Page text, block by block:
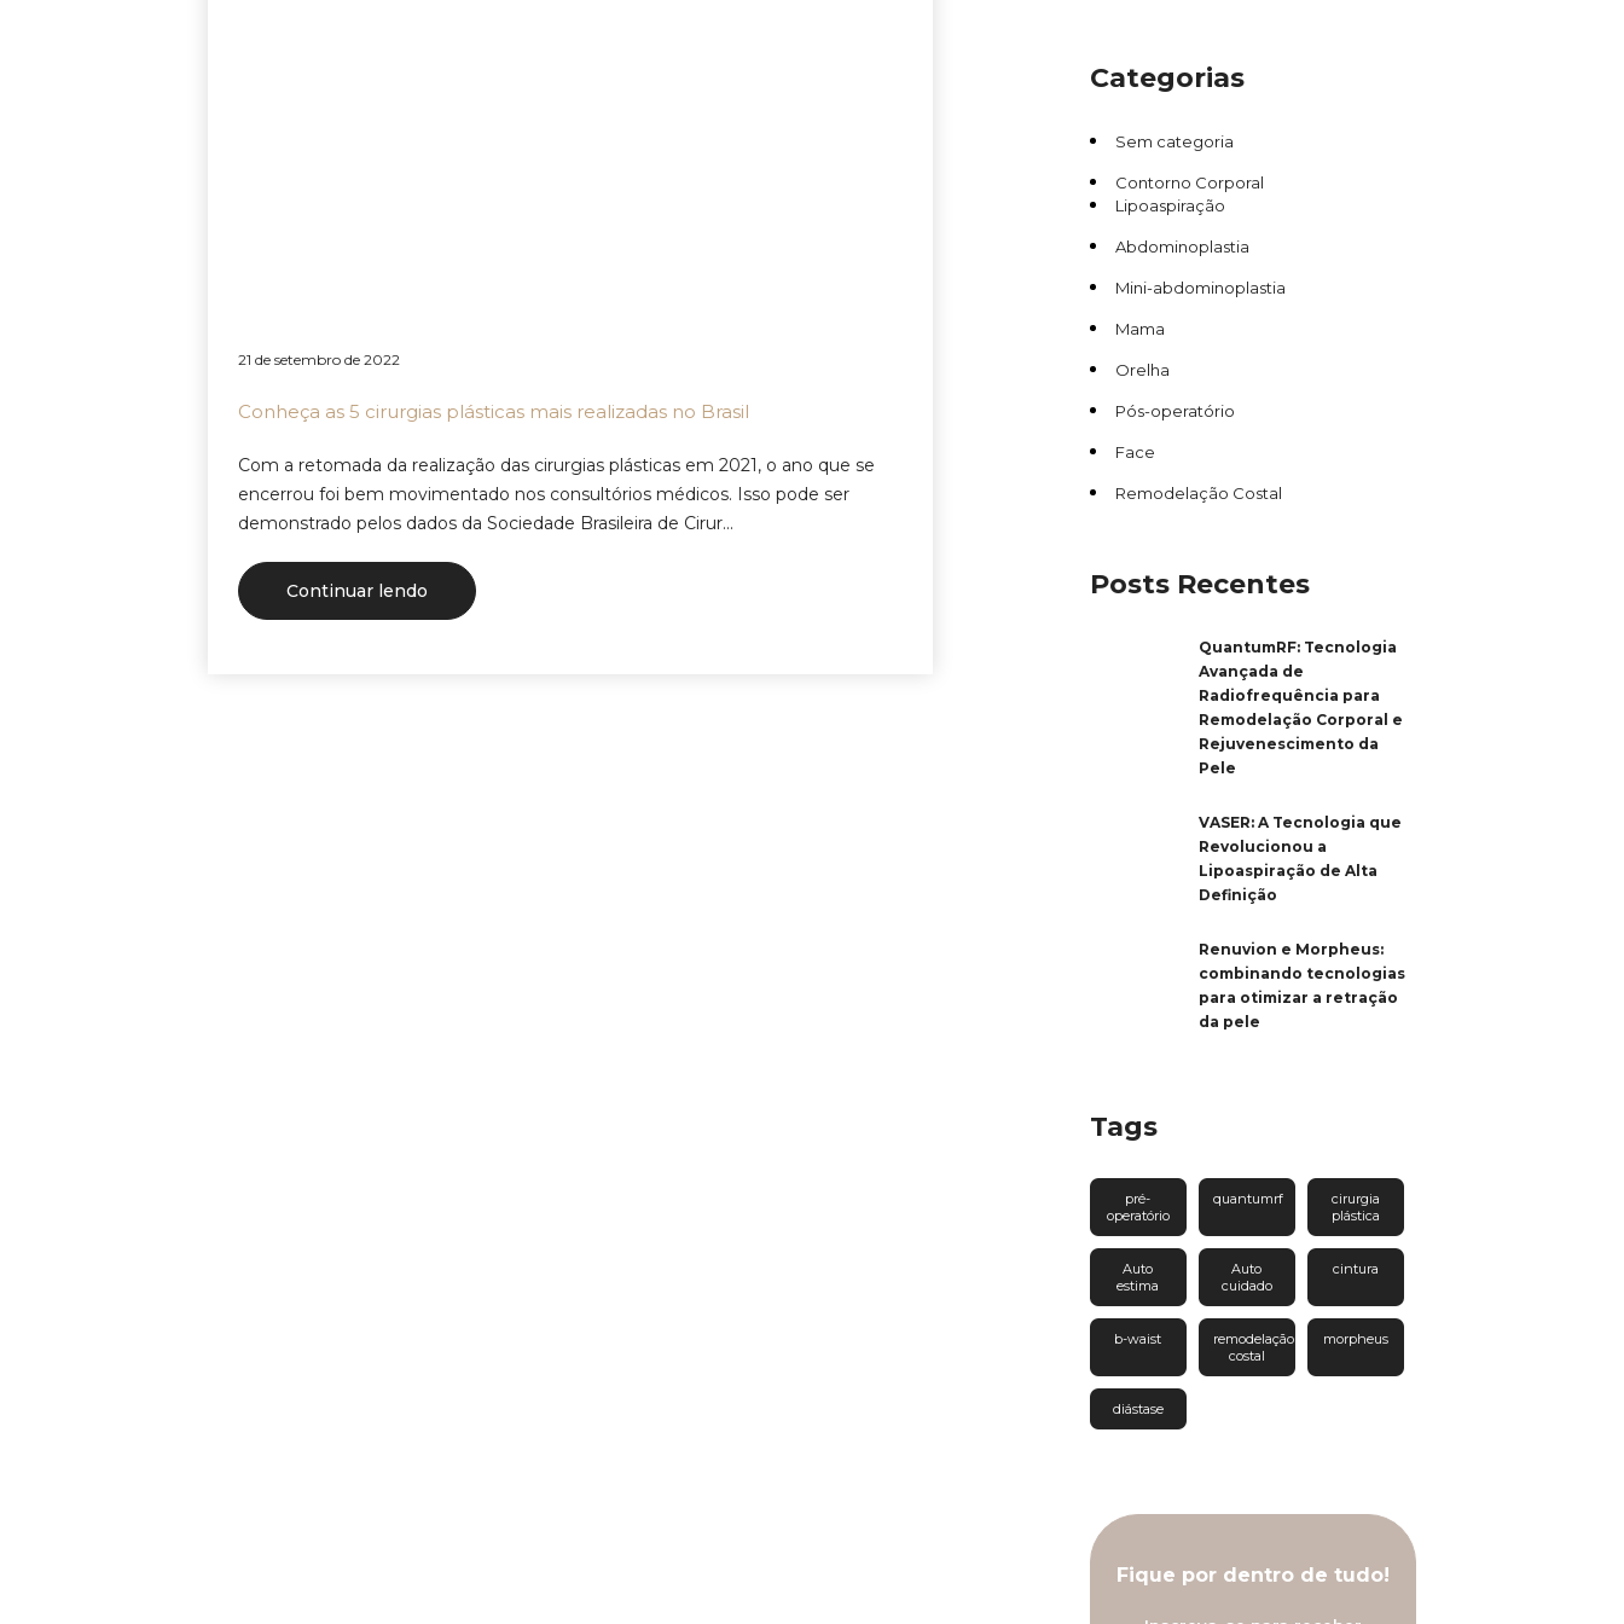
21 de setembro de 2022
Conheça as 5 cirurgias plásticas mais realizadas no Brasil
Com a retomada da realização das cirurgias plásticas em 2021, o ano que se
encerrou foi bem movimentado nos consultórios médicos. Isso pode ser
demonstrado pelos dados da Sociedade Brasileira de Cirur...
Continuar lendo
Categorias
Sem categoria
Contorno Corporal
Lipoaspiração
Abdominoplastia
Mini-abdominoplastia
Mama
Orelha
Pós-operatório
Face
Remodelação Costal
Posts Recentes
QuantumRF: Tecnologia
Avançada de
Radiofrequência para
Remodelação Corporal e
Rejuvenescimento da
Pele
VASER: A Tecnologia que
Revolucionou a
Lipoaspiração de Alta
Definição
Renuvion e Morpheus:
combinando tecnologias
para otimizar a retração
da pele
Tags
pré-
operatório
quantumrf
cirurgia
plástica
Auto
estima
Auto
cuidado
cintura
b-waist
remodelação
costal
morpheus
diástase
Fique por dentro de tudo!